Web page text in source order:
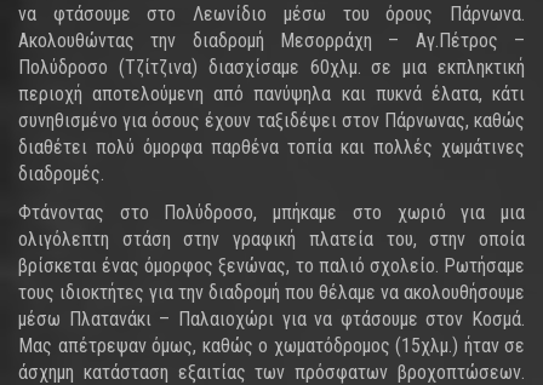
να φτάσουμε στο Λεωνίδιο μέσω του όρους Πάρνωνα.
Ακολουθώντας την διαδρομή Μεσορράχη – Αγ.Πέτρος –
Πολύδροσο (Τζίτζινα) διασχίσαμε 60χλμ. σε μια εκπληκτική
περιοχή αποτελούμενη από πανύψηλα και πυκνά έλατα, κάτι
συνηθισμένο για όσους έχουν ταξιδέψει στον Πάρνωνας, καθώς
διαθέτει πολύ όμορφα παρθένα τοπία και πολλές χωμάτινες
διαδρομές.
Φτάνοντας στο Πολύδροσο, μπήκαμε στο χωριό για μια
ολιγόλεπτη στάση στην γραφική πλατεία του, στην οποία
βρίσκεται ένας όμορφος ξενώνας, το παλιό σχολείο. Ρωτήσαμε
τους ιδιοκτήτες για την διαδρομή που θέλαμε να ακολουθήσουμε
μέσω Πλατανάκι – Παλαιοχώρι για να φτάσουμε στον Κοσμά.
Μας απέτρεψαν όμως, καθώς ο χωματόδρομος (15χλμ.) ήταν σε
άσχημη κατάσταση εξαιτίας των πρόσφατων βροχοπτώσεων.